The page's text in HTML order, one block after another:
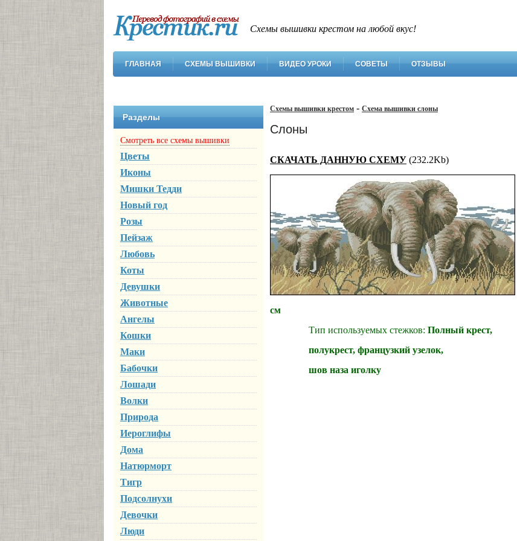
Схемы вышивки крестом на любой вкус!
ГЛАВНАЯ СХЕМЫ ВЫШИВКИ ВИДЕО УРОКИ СОВЕТЫ ОТЗЫВЫ
Разделы
Смотреть все схемы вышивки
Цветы
Иконы
Мишки Тедди
Новый год
Розы
Пейзаж
Любовь
Коты
Девушки
Животные
Ангелы
Кошки
Маки
Бабочки
Лошади
Волки
Природа
Иероглифы
Дома
Натюрморт
Тигр
Подсолнухи
Девочки
Люди
Схемы вышивки крестом - Схема вышивки слоны
Слоны
СКАЧАТЬ ДАННУЮ СХЕМУ (232.2Kb)
см
Тип используемых стежков: Полный крест,
полукрест, французкий узелок,
шов наза иголку